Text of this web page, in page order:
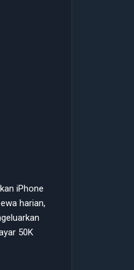
iPhone
harian,
50K